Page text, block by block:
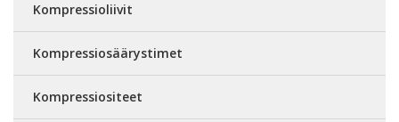
Kompressioliivit
Kompressiosäärystimet
Kompressiositeet